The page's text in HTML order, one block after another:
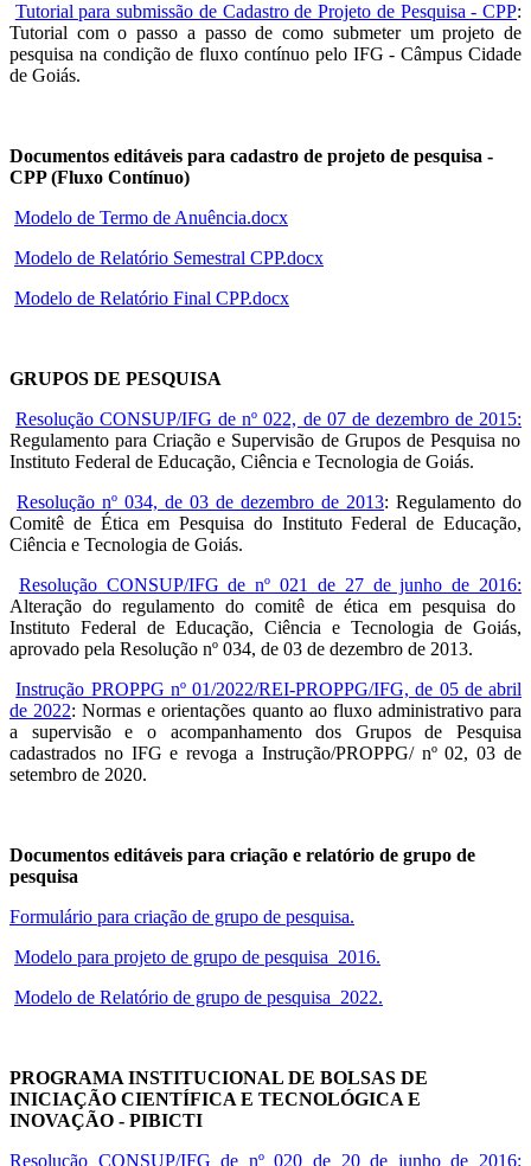
Tutorial para submissão de Cadastro de Projeto de Pesquisa - CPP:
Tutorial com o passo a passo de como submeter um projeto de
pesquisa na condição de fluxo contínuo pelo IFG - Câmpus Cidade
de Goiás.
Documentos editáveis para cadastro de projeto de pesquisa -
CPP (Fluxo Contínuo)
Modelo de Termo de Anuência.docx
Modelo de Relatório Semestral CPP.docx
Modelo de Relatório Final CPP.docx
GRUPOS DE PESQUISA
Resolução CONSUP/IFG de nº 022, de 07 de dezembro de 2015:
Regulamento para Criação e Supervisão de Grupos de Pesquisa no
Instituto Federal de Educação, Ciência e Tecnologia de Goiás.
Resolução nº 034, de 03 de dezembro de 2013: Regulamento do
Comitê de Ética em Pesquisa do Instituto Federal de Educação,
Ciência e Tecnologia de Goiás.
Resolução CONSUP/IFG de nº 021 de 27 de junho de 2016:
Alteração do regulamento do comitê de ética em pesquisa do
Instituto Federal de Educação, Ciência e Tecnologia de Goiás,
aprovado pela Resolução nº 034, de 03 de dezembro de 2013.
Instrução PROPPG nº 01/2022/REI-PROPPG/IFG, de 05 de abril
de 2022: Normas e orientações quanto ao fluxo administrativo para
a supervisão e o acompanhamento dos Grupos de Pesquisa
cadastrados no IFG e revoga a Instrução/PROPPG/ nº 02, 03 de
setembro de 2020.
Documentos editáveis para criação e relatório de grupo de
pesquisa
Formulário para criação de grupo de pesquisa.
Modelo para projeto de grupo de pesquisa_2016.
Modelo de Relatório de grupo de pesquisa_2022.
PROGRAMA INSTITUCIONAL DE BOLSAS DE
INICIAÇÃO CIENTÍFICA E TECNOLÓGICA E
INOVAÇÃO - PIBICTI
Resolução CONSUP/IFG de nº 020 de 20 de junho de 2016: